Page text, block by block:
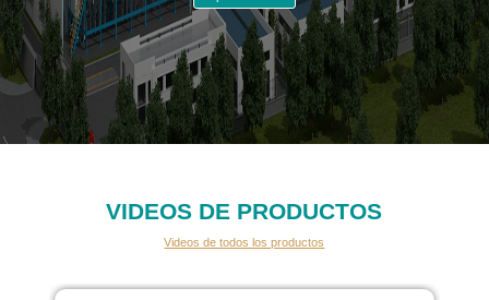
VIDEOS DE PRODUCTOS
Videos de todos los productos